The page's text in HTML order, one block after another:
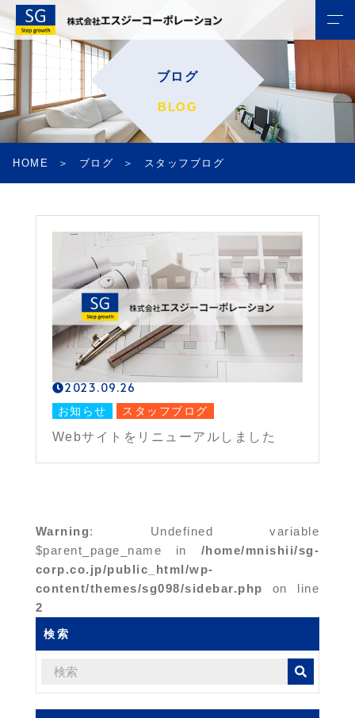
ブログ
BLOG
HOME ブログ スタッフブログ
2023.09.26
お知らせ スタッフブログ
Webサイトをリニューアルしました
Warning: Undefined variable
$parent_page_name in /home/mnishii/sg-
corp.co.jp/public_html/wp-
content/themes/sg098/sidebar.php
on line
2
検索